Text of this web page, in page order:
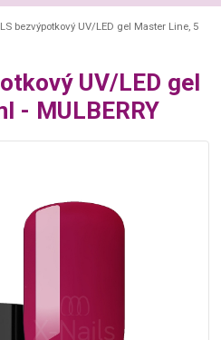
bezvýpotkový UV/LED gel Master Line, 5
UV/LED gel
- MULBERRY